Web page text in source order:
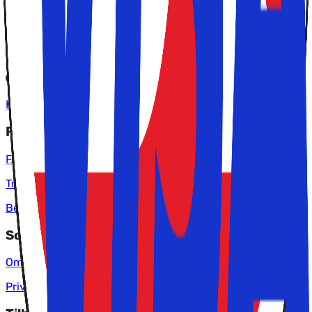
3529 4646
info@solfaktor.dk
Kundeservice
Praktisk information
FAQ
Tryghed når du rejser
Betingelser
Solfaktor
Om os
Privatlivspolitik